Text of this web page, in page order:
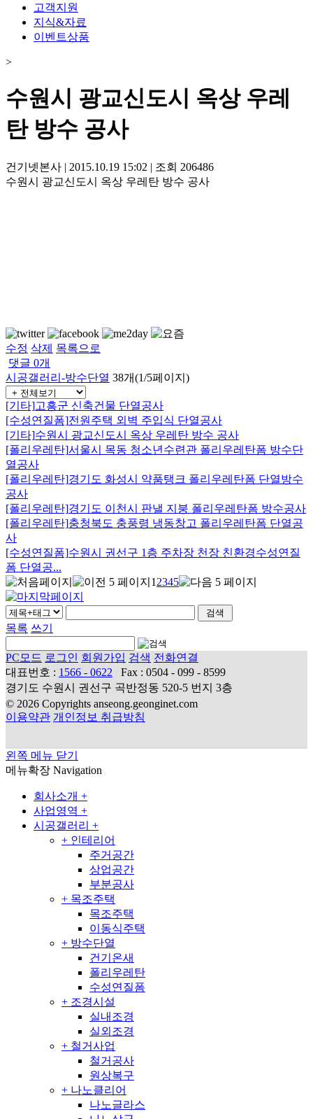
고객지원
지식&자료
이벤트상품
>
수원시 광교신도시 옥상 우레
탄 방수 공사
건기넷본사 | 2015.10.19 15:02 | 조회 206486
수원시 광교신도시 옥상 우레탄 방수 공사
수정 삭제 목록으로
댓글 0개
시공갤러리-방수단열 38개(1/5페이지)
[기타]고흥군 신축건물 단열공사
[수성연질폼]전원주택 외벽 주입식 단열공사
[기타]수원시 광교신도시 옥상 우레탄 방수 공사
[폴리우레탄]서울시 목동 청소년수련관 폴리우레탄폼 방수단
열공사
[폴리우레탄]경기도 화성시 약품탱크 폴리우레탄폼 단열방수
공사
[폴리우레탄]경기도 이천시 판낼 지붕 폴리우레탄폼 방수공사
[폴리우레탄]충청북도 충풍령 냉동창고 폴리우레탄폼 단열공
사
[수성연질폼]수원시 권선구 1층 주차장 천장 친환경수성연질
폼 단열공...
1 2345
목록 쓰기
PC모드 로그인 회원가입 검색 전화연결
대표번호 : 1566 - 0622
Fax : 0504 - 099 - 8599
경기도 수원시 권선구 곡반정동 520-5 번지 3층
© 2026 Copyrights anseong.geonginet.com
이용약관 개인정보 취급방침
왼쪽 메뉴 닫기
메뉴확장 Navigation
회사소개 +
사업영역 +
시공갤러리 +
+ 인테리어
주거공간
상업공간
부분공사
+ 목조주택
목조주택
이동식주택
+ 방수단열
건기온새
폴리우레탄
수성연질폼
+ 조경시설
실내조경
실외조경
+ 철거사업
철거공사
원상복구
+ 나노클리어
나노글라스